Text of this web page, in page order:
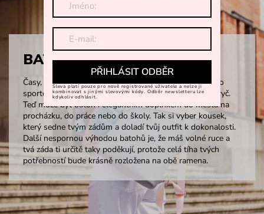
BATOHY
Časy, kdy batohy znamenaly jen aktovky do školy nebo
sportovní kousky na vysokohorské túry, jsou dávno pryč.
Teď může být batoh i elegantním doplňkem do města na
procházku, do práce nebo do školy. Tak si vyber kousek,
který sedne tvým zádům a doladí tvůj outfit k dokonalosti.
Další nespornou výhodou batohů je, že máš volné ruce a
tvá záda ti určitě taky poděkují, protože celá tíha tvých
potřebností bude krásně rozložena na obě ramena.
PŘIHLÁSIT ODBĚR
Sleva platí pouze pro nově registrované uživatele a nelze ji
kombinovat s jinými slevovými kódy. Odběr newsletteru lze
kdykoliv odhlásit.